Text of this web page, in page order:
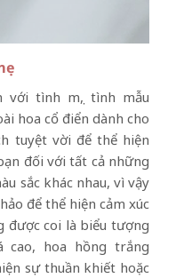
tình mẹ, tình mẫu
hoa cổ điển dành cho
tuyệt vời để thể hiện
đối với tất cả những
sắc khác nhau, vì vậy
để thể hiện cảm xúc
được coi là biểu tượng
cao, hoa hồng trắng
sự thuần khiết hoặc